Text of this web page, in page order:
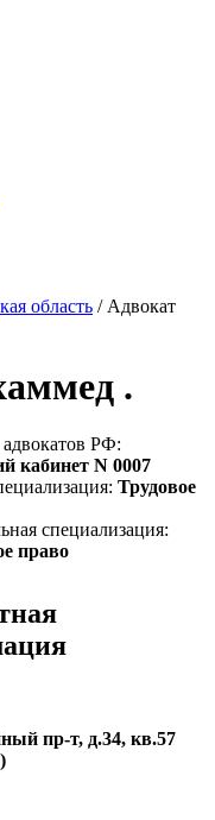
область / Адвокат
.
РФ:
кабинет N 0007
Трудовое
специализация:
право
пр-т, д.34, кв.57